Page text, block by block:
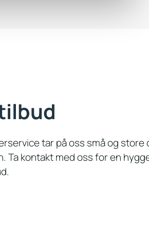
tar på oss små og store
Ta kontakt med oss for en